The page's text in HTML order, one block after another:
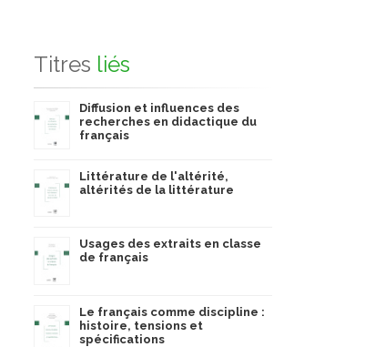
Titres liés
Diffusion et influences des
recherches en didactique du
français
Littérature de l'altérité,
altérités de la littérature
Usages des extraits en classe
de français
Le français comme discipline :
histoire, tensions et
spécifications